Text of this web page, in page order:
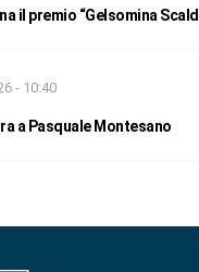
il premio “Gelsomina
- 10:40
a Pasquale Montesano